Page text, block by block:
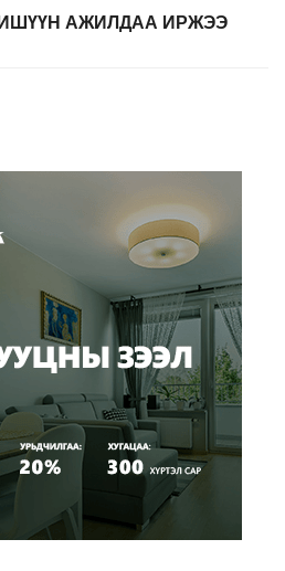
АЖИЛДАА ИРЖЭЭ